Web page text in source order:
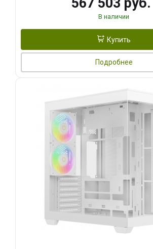
В наличии
Купить
Подробнее